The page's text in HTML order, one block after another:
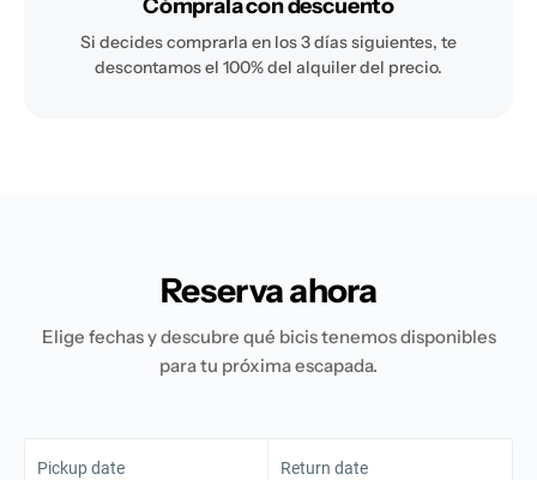
Cómprala con descuento
Si decides comprarla en los 3 días siguientes, te
descontamos el 100% del alquiler del precio.
Reserva ahora
Elige fechas y descubre qué bicis tenemos disponibles
para tu próxima escapada.
Pickup date Return date